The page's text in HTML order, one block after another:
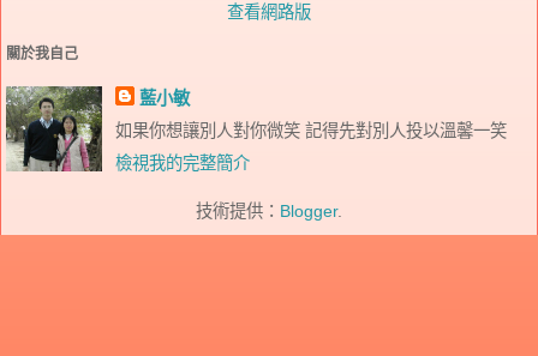
查看網路版
關於我自己
藍小敏
如果你想讓別人對你微笑 記得先對別人投以溫馨一笑
檢視我的完整簡介
技術提供： Blogger.